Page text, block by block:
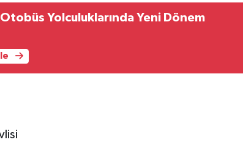
Yolculuklarında Yeni Dönem